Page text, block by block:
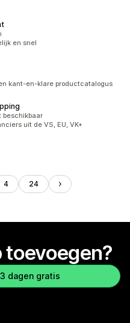
en snel
kant-en-klare productcatalogus
beschikbaar
uit de VS, EU, VK+
4 24
toevoegen?
dagen gratis